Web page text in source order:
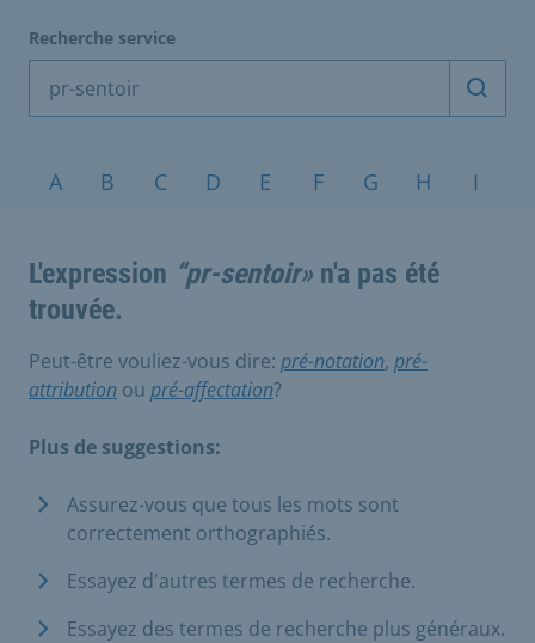
Recherche service
Sujets de A à Z
A B C D E F G H I
L'expression “pr-sentoir» n'a pas été
trouvée.
Peut-être vouliez-vous dire: pré-notation, pré-
attribution ou pré-affectation?
Plus de suggestions:
Assurez-vous que tous les mots sont
correctement orthographiés.
Essayez d'autres termes de recherche.
Essayez des termes de recherche plus généraux.